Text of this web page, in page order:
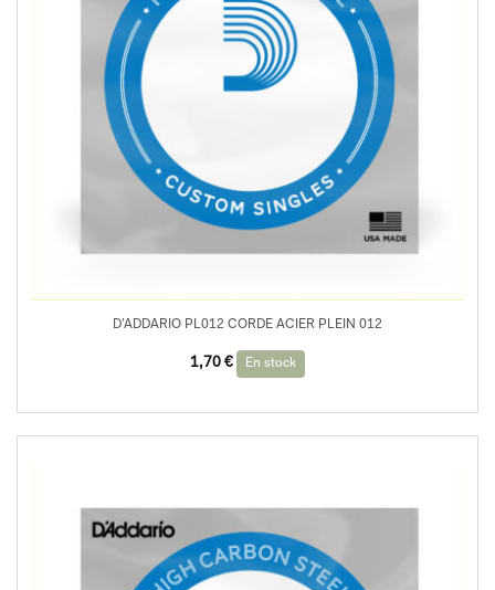
D’ADDARIO PL012 CORDE ACIER PLEIN 012
1,70 € En stock